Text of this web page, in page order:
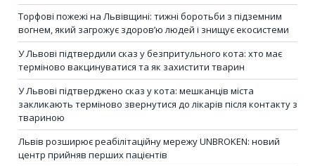
Торфові пожежі на Львівщині: тижні боротьби з підземним
вогнем, який загрожує здоров’ю людей і знищує екосистеми
У Львові підтвердили сказ у безпритульного кота: хто має
терміново вакцинуватися та як захистити тварин
У Львові підтверджено сказ у кота: мешканців міста
закликають терміново звернутися до лікарів після контакту з
твариною
Львів розширює реабілітаційну мережу UNBROKEN: новий
центр прийняв перших пацієнтів